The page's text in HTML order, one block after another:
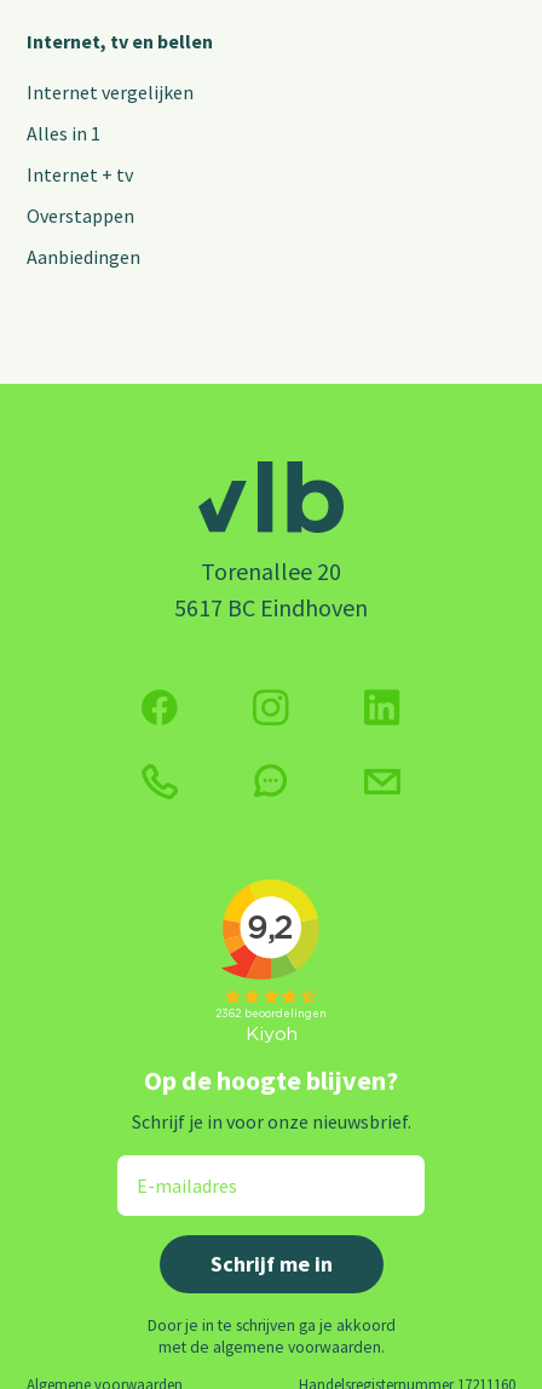
Internet, tv en bellen
Internet vergelijken
Alles in 1
Internet + tv
Overstappen
Aanbiedingen
Torenallee 20
5617 BC Eindhoven
Op de hoogte blijven?
Schrijf je in voor onze nieuwsbrief.
Door je in te schrijven ga je akkoord
met de algemene voorwaarden.
Algemene voorwaarden Handelsregisternummer 17211160